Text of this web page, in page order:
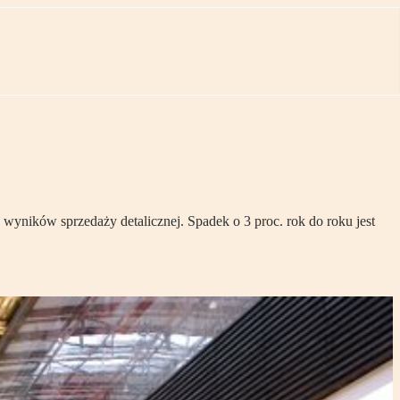
sprzedaży detalicznej. Spadek o 3 proc. rok do roku jest